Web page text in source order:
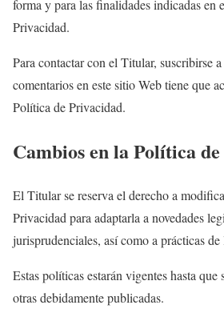
forma y para las finalidades indicadas en
Privacidad.
Para contactar con el Titular, suscribirse
comentarios en este sitio Web tiene que
Política de Privacidad.
Cambios en la Política
El Titular se reserva el derecho a
Privacidad para adaptarla a novedades
jurisprudenciales, así como a prácticas
Estas políticas estarán vigentes hasta
otras debidamente publicadas.